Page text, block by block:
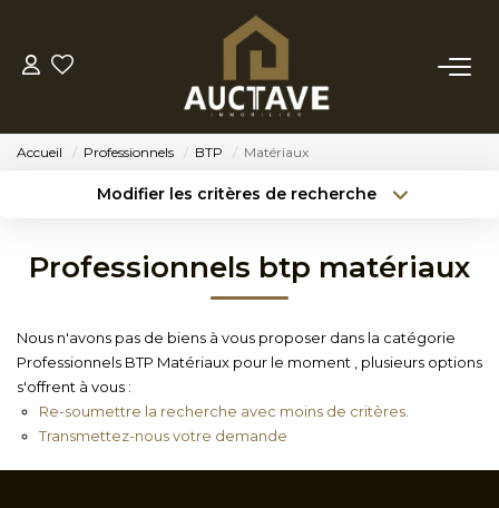
ACHETER
NOTRE PHILOSOPHIE
CONTACT
Accueil Professionnels BTP Matériaux
Modifier les critères de recherche
Type de bien
Surface min
Budget max Référence
Plus de critères
Professionnels btp matériaux
Nous n'avons pas de biens à vous proposer dans la catégorie
Professionnels BTP Matériaux pour le moment , plusieurs options
s'offrent à vous :
Re-soumettre la recherche avec moins de critères.
Transmettez-nous votre demande